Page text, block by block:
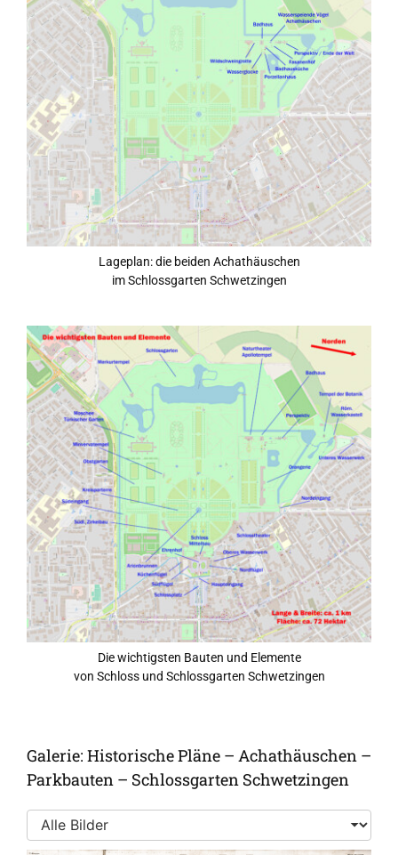
Lageplan: die beiden Achathäuschen
im Schlossgarten Schwetzingen
Die wichtigsten Bauten und Elemente
von Schloss und Schlossgarten Schwetzingen
Galerie: Historische Pläne – Achathäuschen –
Parkbauten – Schlossgarten Schwetzingen